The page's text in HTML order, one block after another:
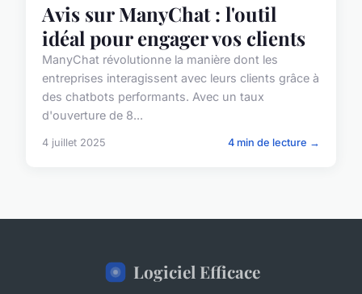
Avis sur ManyChat : l'outil
idéal pour engager vos clients
ManyChat révolutionne la manière dont les
entreprises interagissent avec leurs clients grâce à
des chatbots performants. Avec un taux
d'ouverture de 8...
4 juillet 2025 4 min de lecture →
Logiciel Efficace